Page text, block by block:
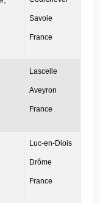
Savoie
France
Lascelle
Aveyron
France
Luc-en-Diois
Drôme
France